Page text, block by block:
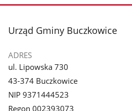
stopka
Urząd Gminy Buczkowice
ADRES
ul. Lipowska 730
43-374 Buczkowice
NIP 9371444523
Regon 002393073